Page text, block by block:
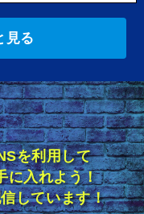
見る
を利用して
に入れよう！
しています！